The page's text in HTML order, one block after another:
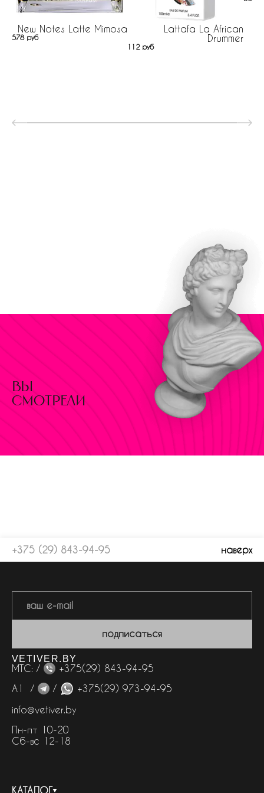
New Notes Latte Mimosa
578 руб
Lattafa La African
Drummer
112 руб
вы
смотрели
+375 (29) 843-94-95 наверх
подписаться
VETIVER.BY
МТС: /
+375(29) 843-94-95
А1 /
/
+375(29) 973-94-95
info@vetiver.by
Пн-пт 10-20
Сб-вс 12-18
КАТАЛОГ